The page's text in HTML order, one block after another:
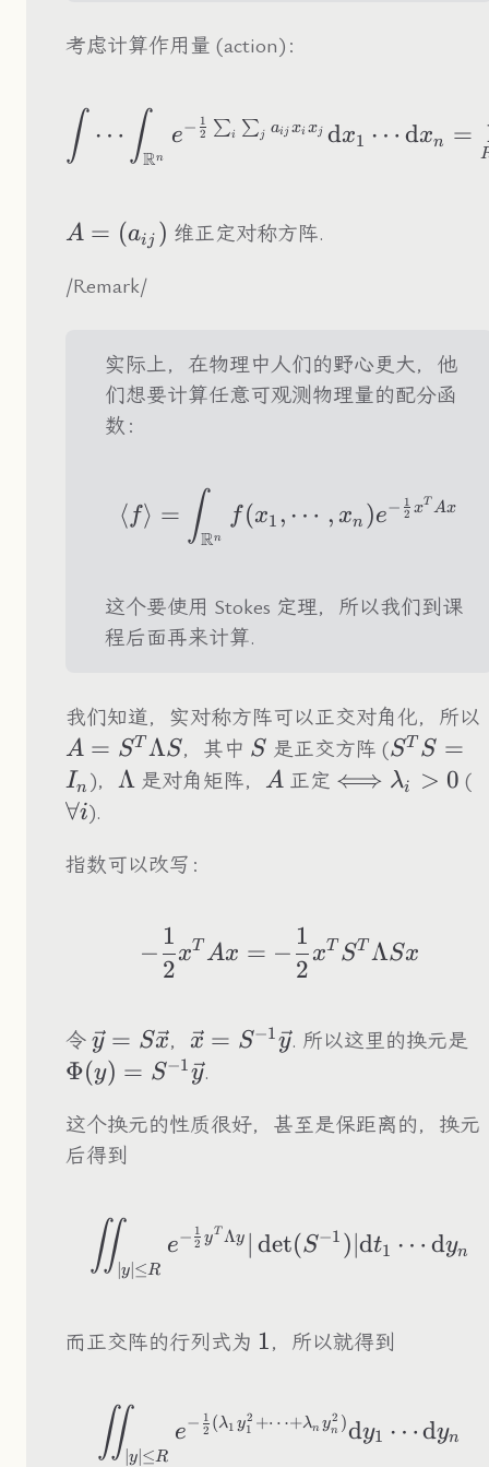
考虑计算作用量 (action)：
∫ ⋯ ∫Rn
e− 2
1 ∑i ∑j aijxixj dx1 ⋯ dxn =
A=
A = (aij ) 维正定对称方阵.
/Remark/
实际上，在物理中人们的野心更大，他
们想要计算任意可观测物理量的配分函
数：
⟨ f⟩ = ∫Rn
f (x1 , ⋯ , xn )e− 2
1 xT Ax
这个要使用 Stokes 定理，所以我们到课
程后面再来计算.
我们知道，实对称方阵可以正交对角化，所以
A = ST ΛS，其中 S
S 是正交方阵 (ST S =
In )， \Lambda
Λ是对角矩阵， A
A正定 ⟺ λi > 0 (
∀i).
指数可以改写：
-
−
2
1
xT Ax = −
2
1
xT ST ΛSx
令 \vec{y}=S\vec{x}
y = Sx，\vec{x}=S^{-1}\vec{y}
x = S−1 y. 所以这里的换元是
Φ(y) = S−1 y.
这个换元的性质很好，甚至是保距离的，换元
后得到
\iint_{|y|\leq
∬∣y∣≤R
e− 2
1 yT Λy det(S−1 ) dt1 ⋯ dyn
而正交阵的行列式为 1
1，所以就得到
\iint_{|y|\leq
∬∣y∣≤R
e− 2
1 (λ1 y1
2 +⋯+λnyn
2 )dy1 ⋯dyn